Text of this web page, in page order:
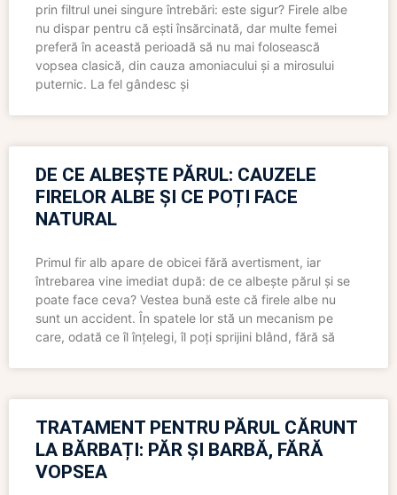
prin filtrul unei singure întrebări: este sigur? Firele albe
nu dispar pentru că ești însărcinată, dar multe femei
preferă în această perioadă să nu mai folosească
vopsea clasică, din cauza amoniacului și a mirosului
puternic. La fel gândesc și
DE CE ALBEȘTE PĂRUL: CAUZELE
FIRELOR ALBE ȘI CE POȚI FACE
NATURAL
Primul fir alb apare de obicei fără avertisment, iar
întrebarea vine imediat după: de ce albește părul și se
poate face ceva? Vestea bună este că firele albe nu
sunt un accident. În spatele lor stă un mecanism pe
care, odată ce îl înțelegi, îl poți sprijini blând, fără să
TRATAMENT PENTRU PĂRUL CĂRUNT
LA BĂRBAȚI: PĂR ȘI BARBĂ, FĂRĂ
VOPSEA